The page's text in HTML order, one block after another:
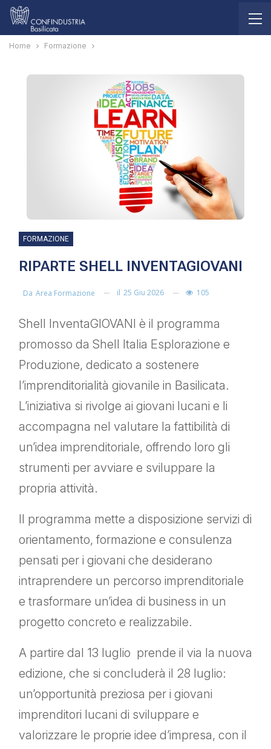
Home Formazione
FORMAZIONE
RIPARTE SHELL INVENTAGIOVANI
Da Area Formazione il 25 Giu 2026 105
Shell InventaGIOVANI è il programma
promosso da Shell Italia Esplorazione e
Produzione, dedicato a sostenere
l’imprenditorialità giovanile in Basilicata.
L’iniziativa si rivolge ai giovani lucani e li
accompagna nel valutare la fattibilità di
un’idea imprenditoriale, offrendo loro gli
strumenti per avviare e sviluppare la
propria attività.
Il programma mette a disposizione servizi di
orientamento, formazione e consulenza
pensati per i giovani che desiderano
intraprendere un percorso imprenditoriale
e trasformare un’idea di business in un
progetto concreto e realizzabile.
A partire dal 13 luglio prende il via la nuova
edizione, che si concluderà il 28 luglio:
un’opportunità preziosa per i giovani
imprenditori lucani di sviluppare e
valorizzare le proprie idee d’impresa, con il